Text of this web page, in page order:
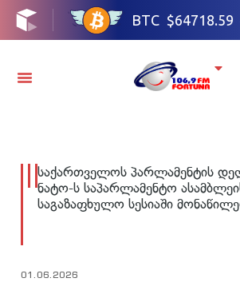
საქართველოს პარლამენტის
ნატო-ს საპარლამენტო
საგაზაფხულო სესიაში
01.06.2026